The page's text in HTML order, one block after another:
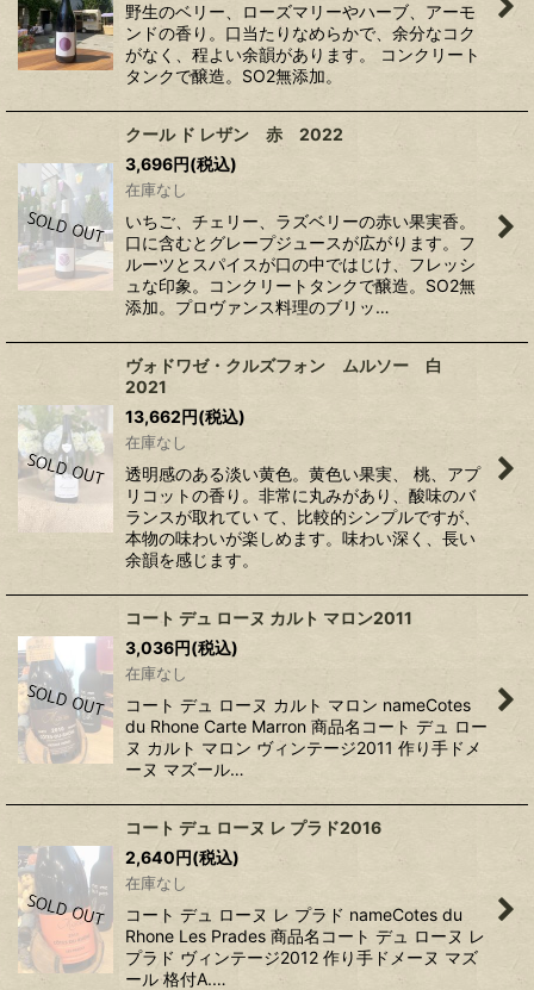
野生のベリー、ローズマリーやハーブ、アーモ
ンドの香り。口当たりなめらかで、余分なコク
がなく、程よい余韻があります。 コンクリート
タンクで醸造。SO2無添加。
クール ド レザン 赤 2022
3,696円(税込)
在庫なし
いちご、チェリー、ラズベリーの赤い果実香。
口に含むとグレープジュースが広がります。フ
ルーツとスパイスが口の中ではじけ、フレッシ
ュな印象。コンクリートタンクで醸造。SO2無
添加。プロヴァンス料理のブリッ…
ヴォドワゼ・クルズフォン ムルソー 白
2021
13,662円(税込)
在庫なし
透明感のある淡い黄色。黄色い果実、 桃、アプ
リコットの香り。非常に丸みがあり、酸味のバ
ランスが取れてい て、比較的シンプルですが、
本物の味わいが楽しめます。味わい深く、長い
余韻を感じます。
コート デュ ローヌ カルト マロン2011
3,036円(税込)
在庫なし
コート デュ ローヌ カルト マロン nameCotes
du Rhone Carte Marron 商品名コート デュ ロー
ヌ カルト マロン ヴィンテージ2011 作り手ドメ
ーヌ マズール…
コート デュ ローヌ レ プラド2016
2,640円(税込)
在庫なし
コート デュ ローヌ レ プラド nameCotes du
Rhone Les Prades 商品名コート デュ ローヌ レ
プラド ヴィンテージ2012 作り手ドメーヌ マズ
ール 格付A.…